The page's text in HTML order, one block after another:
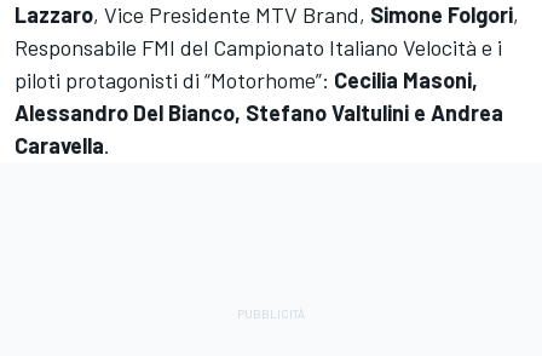
Lazzaro, Vice Presidente MTV Brand, Simone Folgori,
Responsabile FMI del Campionato Italiano Velocità e i
piloti protagonisti di “Motorhome”: Cecilia Masoni,
Alessandro Del Bianco, Stefano Valtulini e Andrea
Caravella.